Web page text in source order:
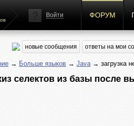
Войти ФОРУМ
новые сообщения ответы на мои
→ Больше языков → Java→ загрузка
селектов из базы после